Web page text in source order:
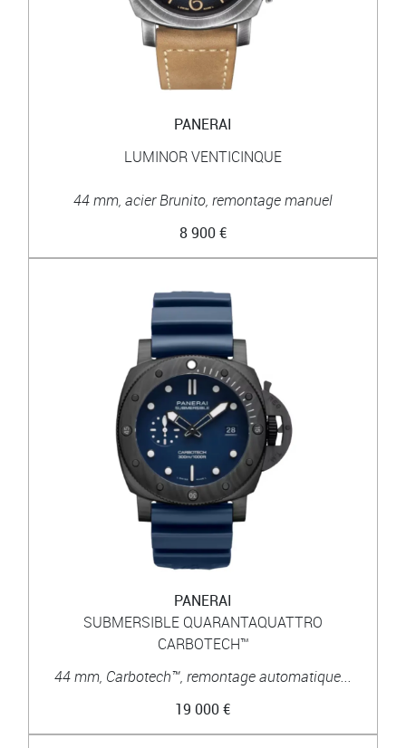
PANERAI
LUMINOR VENTICINQUE
44 mm, acier Brunito, remontage manuel
8 900 €
PANERAI
SUBMERSIBLE QUARANTAQUATTRO
CARBOTECH™
44 mm, Carbotech™, remontage automatique...
19 000 €